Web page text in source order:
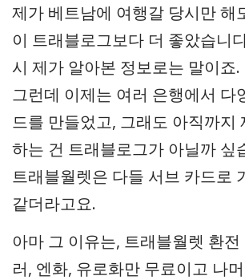
제가 베트남에 여행갈 당시만 해
이 트래블로그보다 더 좋았습니
시 제가 알아본 정보로는 말이죠.
그런데 이제는 여러 은행에서 다
드를 만들었고, 그래도 아직까지
하는 건 트래블로그가 아닐까 싶
트래블월렛은 다들 서브 카드로
같더라고요.
아마 그 이유는, 트래블월렛 환
러, 엔화, 유로화만 무료이고 나